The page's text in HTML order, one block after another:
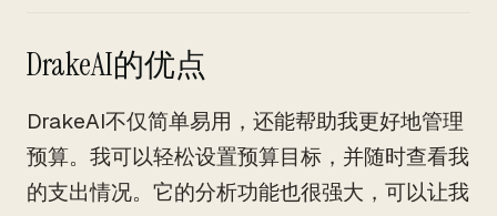
DrakeAI的优点
DrakeAI不仅简单易用，还能帮助我更好地管理
预算。我可以轻松设置预算目标，并随时查看我
的支出情况。它的分析功能也很强大，可以让我